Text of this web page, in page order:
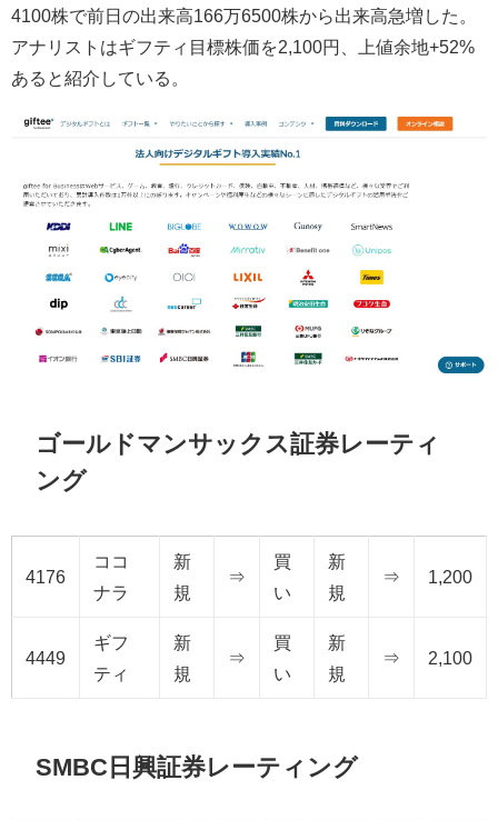
4100株で前日の出来高166万6500株から出来高急増した。
アナリストはギフティ目標株価を2,100円、上値余地+52%
あると紹介している。
ゴールドマンサックス証券レーティ
ング
4176
ココ
ナラ
新
規
⇒
買
い
新
規
⇒ 1,200
4449
ギフ
ティ
新
規
⇒
買
い
新
規
⇒ 2,100
SMBC日興証券レーティング